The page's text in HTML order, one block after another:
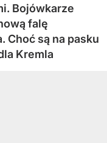
Bojówkarze
falę
Choć są na pasku
Kremla